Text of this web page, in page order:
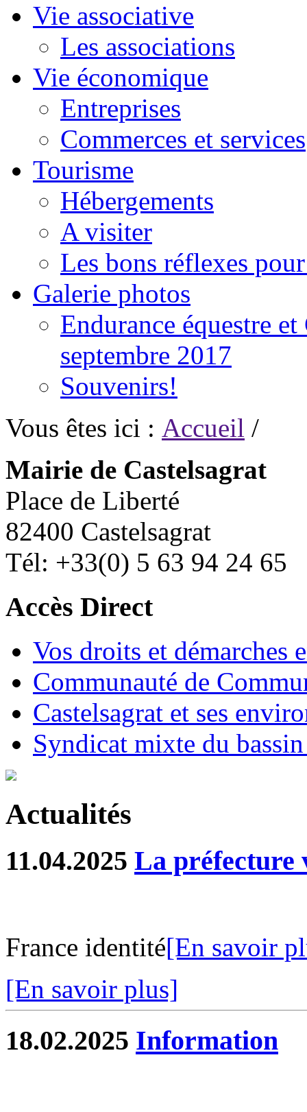
Vie associative
Les associations
Vie économique
Entreprises
Commerces et services
Tourisme
Hébergements
A visiter
Les bons réflexes
Galerie photos
Endurance équestre
septembre 2017
Souvenirs!
Vous êtes ici : Accueil /
Mairie de Castelsagrat
Place de Liberté
82400 Castelsagrat
Tél: +33(0) 5 63 94 24 65
Accès Direct
Vos droits et démarches
Communauté de
Castelsagrat et ses
Syndicat mixte du
Actualités
11.04.2025 La préfecture
France identité[En savoir
[En savoir plus]
18.02.2025 Information